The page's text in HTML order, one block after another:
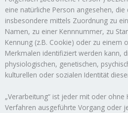
eine natürliche Person angesehen,
insbesondere mittels Zuordnung zu
Namen, zu einer Kennnummer, zu
Kennung (z.B. Cookie) oder zu einem
Merkmalen identifiziert werden kann,
physiologischen, genetischen,
kulturellen oder sozialen Identität
„Verarbeitung“ ist jeder mit oder
Verfahren ausgeführte Vorgang oder